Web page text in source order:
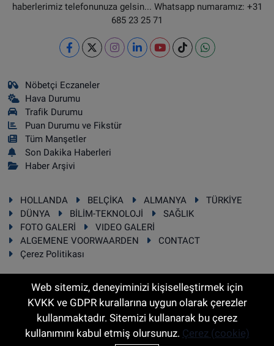
haberlerimiz telefonunuza gelsin... Whatsapp numaramız: +31
685 23 25 71
Nöbetçi Eczaneler
Hava Durumu
Trafik Durumu
Puan Durumu ve Fikstür
Tüm Manşetler
Son Dakika Haberleri
Haber Arşivi
HOLLANDA BELÇİKA ALMANYA
TÜRKİYE
DÜNYA
BİLİM-TEKNOLOJİ
SAĞLIK
FOTO GALERİ
VIDEO GALERİ
ALGEMENE VOORWAARDEN
CONTACT
Çerez Politikası
RSS Copyright © 2025 Sonhaber.eu Her hakkı saklıdır.
Web sitemiz, deneyiminizi kişiselleştirmek için
KVKK ve GDPR kurallarına uygun olarak çerezler
kullanmaktadır. Sitemizi kullanarak bu çerez
kullanımını kabul etmiş olursunuz. Çerez (cookie)